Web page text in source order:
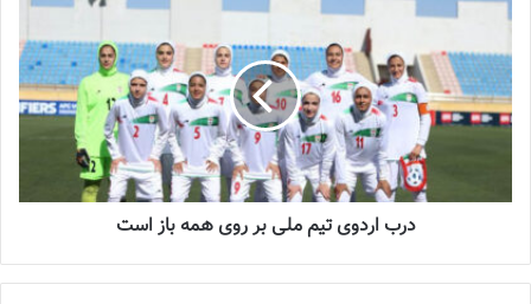
شیربیگی، نسترن مقیمی، فرشته کریمی و فرزانه توسلی که از باتجربه
های با کیفیت هستند استفاده خواهیم کرد و مابقی جوانند.
سرمربی تیم ملیبانواندر رابطه با دعوت از لژیونرها گفت: حضور
لژیونرها بستگی به آمادگی آنها دارد و از نظر ما فرق ندارد لژیونر دعوت
شود یا غیرلژیونر، چرا که تیم ملی برای همه است.
زنگ تفریح در خاک کازان!
زنان فوتبال ایران با وجود تعویض‌های پرشمار، نمایش ضعیفی از خود
درب اردوی تیم ملی بر روی همه باز است